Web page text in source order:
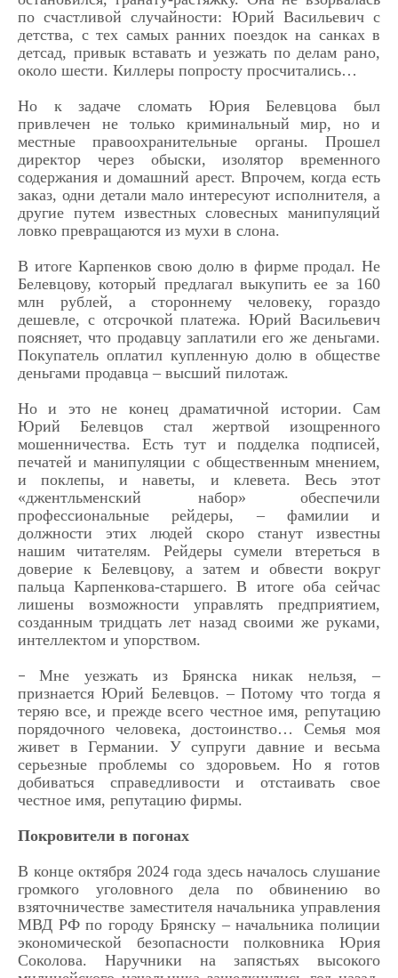
по счастливой случайности: Юрий Васильевич с
детства, с тех самых ранних поездок на санках в
детсад, привык вставать и уезжать по делам рано,
около шести. Киллеры попросту просчитались…
Но к задаче сломать Юрия Белевцова был
привлечен не только криминальный мир, но и
местные правоохранительные органы. Прошел
директор через обыски, изолятор временного
содержания и домашний арест. Впрочем, когда есть
заказ, одни детали мало интересуют исполнителя, а
другие путем известных словесных манипуляций
ловко превращаются из мухи в слона.
В итоге Карпенков свою долю в фирме продал. Не
Белевцову, который предлагал выкупить ее за 160
млн рублей, а стороннему человеку, гораздо
дешевле, с отсрочкой платежа. Юрий Васильевич
поясняет, что продавцу заплатили его же деньгами.
Покупатель оплатил купленную долю в обществе
деньгами продавца – высший пилотаж.
Но и это не конец драматичной истории. Сам
Юрий Белевцов стал жертвой изощренного
мошенничества. Есть тут и подделка подписей,
печатей и манипуляции с общественным мнением,
и поклепы, и наветы, и клевета. Весь этот
«джентльменский набор»
обеспечили
профессиональные рейдеры, – фамилии и
должности этих людей скоро станут известны
нашим читателям. Рейдеры сумели втереться в
доверие к Белевцову, а затем и обвести вокруг
пальца Карпенкова-старшего. В итоге оба сейчас
лишены возможности управлять предприятием,
созданным тридцать лет назад своими же руками,
интеллектом и упорством.
– Мне уезжать из Брянска никак нельзя, –
признается Юрий Белевцов. – Потому что тогда я
теряю все, и прежде всего честное имя, репутацию
порядочного человека, достоинство… Семья моя
живет в Германии. У супруги давние и весьма
серьезные проблемы со здоровьем. Но я готов
добиваться справедливости и отстаивать свое
честное имя, репутацию фирмы.
Покровители в погонах
В конце октября 2024 года здесь началось слушание
громкого уголовного дела по обвинению во
взяточничестве заместителя начальника управления
МВД РФ по городу Брянску – начальника полиции
экономической безопасности полковника Юрия
Соколова. Наручники на запястьях высокого